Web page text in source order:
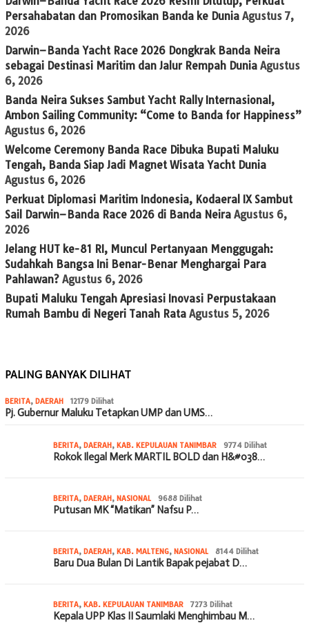
Persahabatan dan Promosikan Banda ke Dunia Agustus 7,
2026
Darwin–Banda Yacht Race 2026 Dongkrak Banda Neira
sebagai Destinasi Maritim dan Jalur Rempah Dunia Agustus
6, 2026
Banda Neira Sukses Sambut Yacht Rally Internasional,
Ambon Sailing Community: “Come to Banda for Happiness”
Agustus 6, 2026
Welcome Ceremony Banda Race Dibuka Bupati Maluku
Tengah, Banda Siap Jadi Magnet Wisata Yacht Dunia
Agustus 6, 2026
Perkuat Diplomasi Maritim Indonesia, Kodaeral IX Sambut
Sail Darwin–Banda Race 2026 di Banda Neira Agustus 6,
2026
Jelang HUT ke-81 RI, Muncul Pertanyaan Menggugah:
Sudahkah Bangsa Ini Benar-Benar Menghargai Para
Pahlawan? Agustus 6, 2026
Bupati Maluku Tengah Apresiasi Inovasi Perpustakaan
Rumah Bambu di Negeri Tanah Rata Agustus 5, 2026
PALING BANYAK DILIHAT
BERITA, DAERAH 12179 Dilihat
Pj. Gubernur Maluku Tetapkan UMP dan UMS…
BERITA, DAERAH, KAB. KEPULAUAN TANIMBAR 9774 Dilihat
Rokok Ilegal Merk MARTIL BOLD dan H&#038…
BERITA, DAERAH, NASIONAL 9688 Dilihat
Putusan MK “Matikan” Nafsu P…
BERITA, DAERAH, KAB. MALTENG, NASIONAL 8144 Dilihat
Baru Dua Bulan Di Lantik Bapak pejabat D…
BERITA, KAB. KEPULAUAN TANIMBAR 7273 Dilihat
Kepala UPP Klas II Saumlaki Menghimbau M…